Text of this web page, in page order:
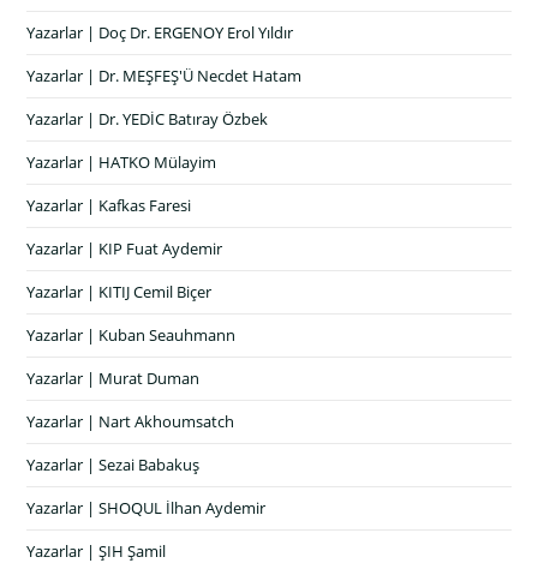
Yazarlar | Doç Dr. ERGENOY Erol Yıldır
Yazarlar | Dr. MEŞFEŞ'Ü Necdet Hatam
Yazarlar | Dr. YEDİC Batıray Özbek
Yazarlar | HATKO Mülayim
Yazarlar | Kafkas Faresi
Yazarlar | KIP Fuat Aydemir
Yazarlar | KITIJ Cemil Biçer
Yazarlar | Kuban Seauhmann
Yazarlar | Murat Duman
Yazarlar | Nart Akhoumsatch
Yazarlar | Sezai Babakuş
Yazarlar | SHOQUL İlhan Aydemir
Yazarlar | ŞIH Şamil